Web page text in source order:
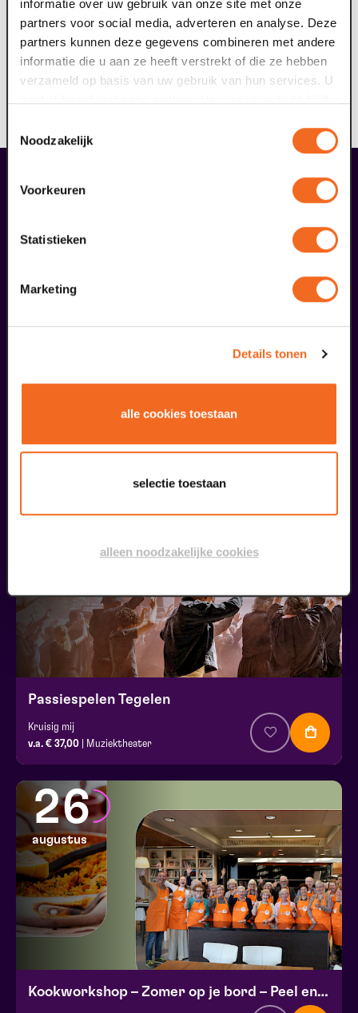
informatie over uw gebruik van onze site met onze
partners voor social media, adverteren en analyse. Deze
partners kunnen deze gegevens combineren met andere
informatie die u aan ze heeft verstrekt of die ze hebben
verzameld op basis van uw gebruik van hun services. U
Noodzakelijk
Voorkeuren
Statistieken
Marketing
Details tonen
alle cookies toestaan
selectie toestaan
alleen noodzakelijke cookies
Vervoer nodig naar het theater?
Via Arriva kun je gratis met het openbaar vervoer naar
Maaspoort reizen. Meer informatie en hoe je dit kunt
aanvragen, lees jehier. Scholen kunnen ook een
touringcar aanvragen die gedeeltelijk door Arriva
08
v.a. € 5,00| Events
09
Passiespelen Tegelen
Kruisig mij
v.a. € 37,00 | Muziektheater
26
augustus
Kookworkshop – Zomer op je bord – Peel en Maas